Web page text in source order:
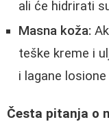
ali će hidrirati
Masna koža:
teške kreme i
i lagane
Česta pitanja o